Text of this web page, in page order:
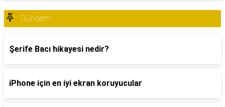
Gündem
Şerife Bacı hikayesi nedir?
iPhone için en iyi ekran koruyucular